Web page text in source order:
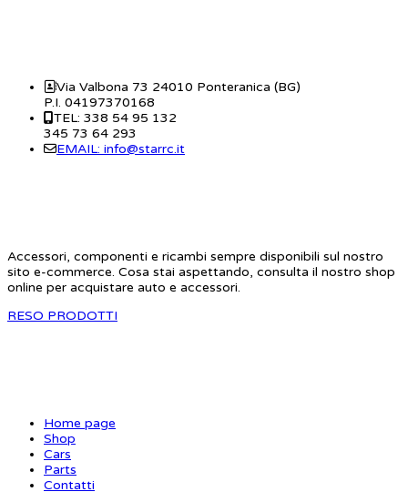
Via Valbona 73 24010 Ponteranica (BG)
P.I. 04197370168
TEL: 338 54 95 132
345 73 64 293
EMAIL: info@starrc.it
Accessori, componenti e ricambi sempre disponibili sul nostro
sito e-commerce. Cosa stai aspettando, consulta il nostro shop
online per acquistare auto e accessori.
RESO PRODOTTI
Home page
Shop
Cars
Parts
Contatti